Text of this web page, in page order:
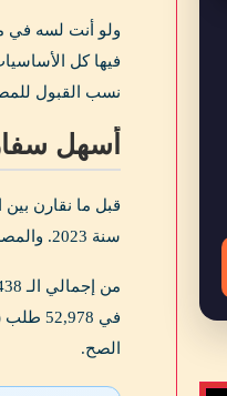
ولو أنت لسه في
فيها كل
نسب القبول
أسهل سفارة شنجن
سنة 2023. والمصريين بيمثلوا 1.80% من إجمالي طلبات فيزا الشنجن في العالم, وبكده مصر في المرتبة الـ 12 عالمياً من حيث عدد الطلبات.
من إجمالي الـ 209,438 طلب, الموافقة حصلت على 153,419 طلب, يعني
الصح.